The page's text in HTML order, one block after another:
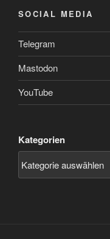
SOCIAL MEDIA
Telegram
Mastodon
YouTube
Kategorien